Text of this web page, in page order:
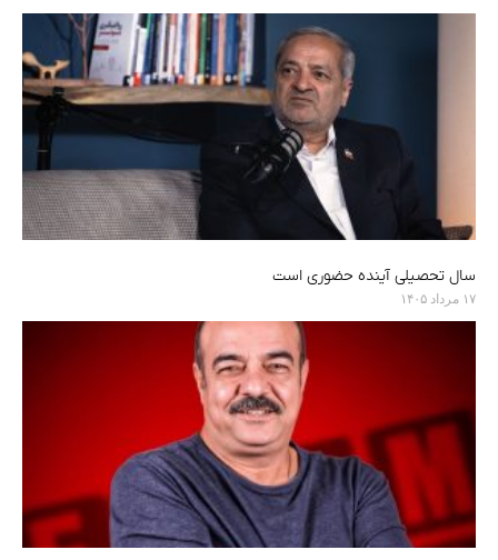
سال تحصیلی آینده حضوری است
۱۷ مرداد ۱۴۰۵